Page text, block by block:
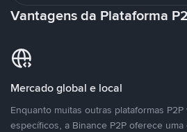
Vantagens da Plataforma
Mercado global e local
Enquanto muitas outras plataformas
específicos, a Binance P2P oferece